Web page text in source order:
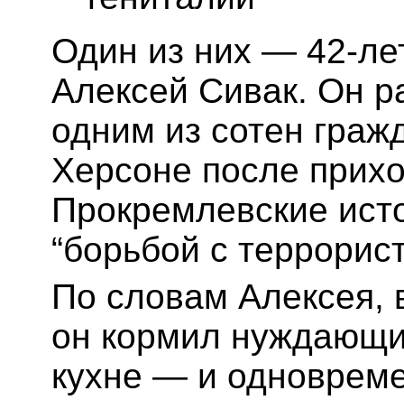
Один из них — 42-
Алексей Сивак. Он
одним из сотен
Херсоне после
Прокремлевские
“борьбой с
По словам Алексея,
он кормил
кухне — и